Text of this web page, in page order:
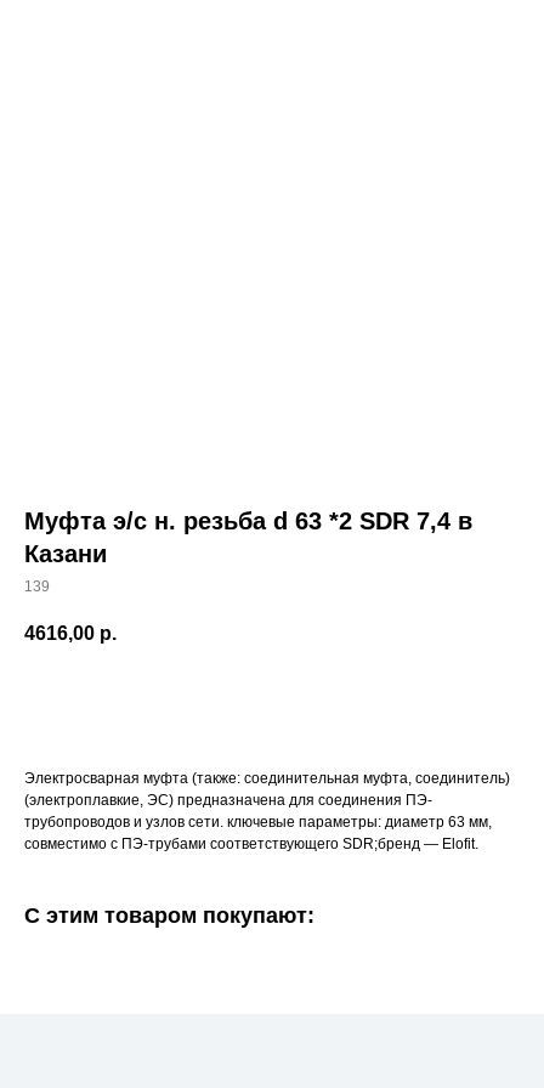
Муфта э/с н. резьба d 63 *2 SDR 7,4 в
Казани
139
4616,00 р.
Электросварная муфта (также: соединительная муфта, соединитель)
(электроплавкие, ЭС) предназначена для соединения ПЭ-
трубопроводов и узлов сети. ключевые параметры: диаметр 63 мм,
совместимо с ПЭ-трубами соответствующего SDR;бренд — Elofit.
С этим товаром покупают: